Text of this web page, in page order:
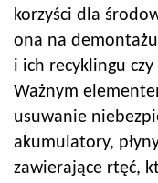
korzyści dla
ona na
i ich recyklingu
Ważnym
usuwanie
akumulatory,
zawierające rtęć,